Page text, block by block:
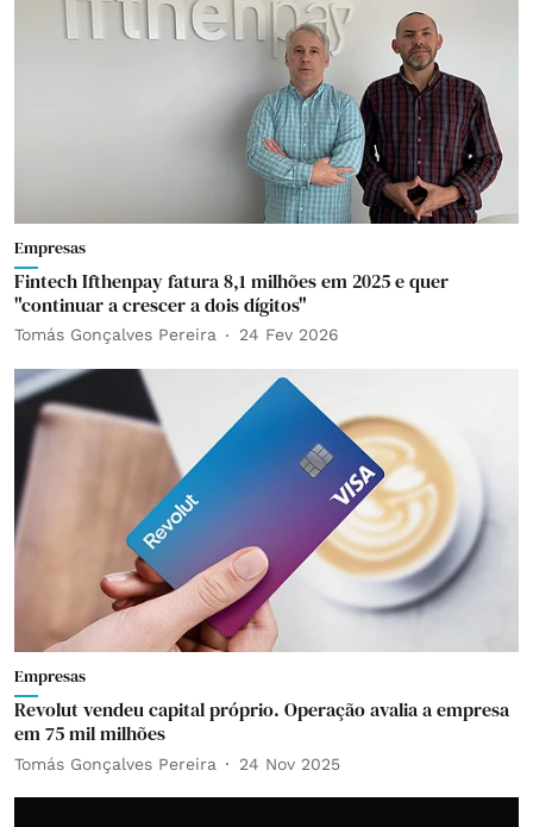
Empresas
Fintech Ifthenpay fatura 8,1 milhões em 2025 e quer
"continuar a crescer a dois dígitos"
Tomás Gonçalves Pereira 24 Fev 2026
Empresas
Revolut vendeu capital próprio. Operação avalia a empresa
em 75 mil milhões
Tomás Gonçalves Pereira 24 Nov 2025